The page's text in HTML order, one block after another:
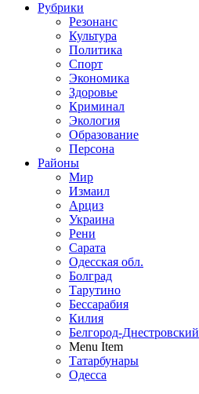
Рубрики
Резонанс
Культура
Политика
Спорт
Экономика
Здоровье
Криминал
Экология
Образование
Персона
Районы
Мир
Измаил
Арциз
Украина
Рени
Сарата
Одесская обл.
Болград
Тарутино
Бессарабия
Килия
Белгород-Днестровский
Menu Item
Татарбунары
Одесса